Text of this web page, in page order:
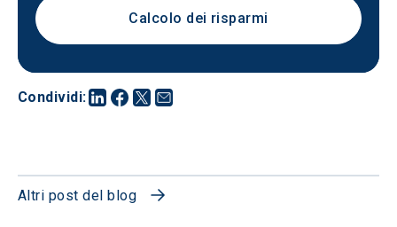
Condividi:
Calcolo dei risparmi
Altri post del blog